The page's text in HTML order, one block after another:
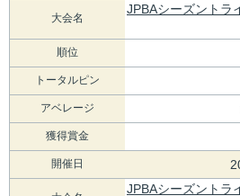
大会名
JPBAシーズントラ
順位
トータルピン
アベレージ
獲得賞金
開催日
JPBAシーズントラ